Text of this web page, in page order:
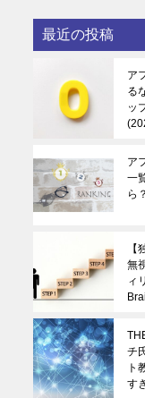
最近の投稿
ア
る
ッ
ア
一
ら？
無
ィ
月
チ
ト
す